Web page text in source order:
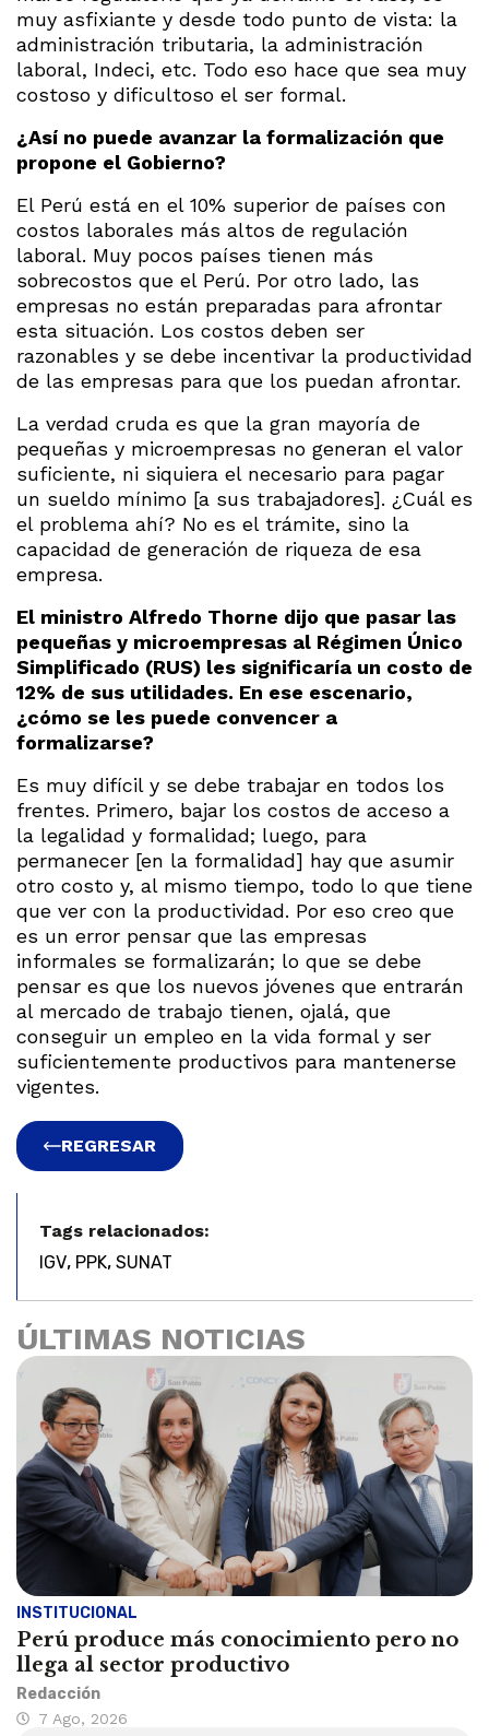
muy asfixiante y desde todo punto de vista: la
administración tributaria, la administración
laboral, Indeci, etc. Todo eso hace que sea muy
costoso y dificultoso el ser formal.
¿Así no puede avanzar la formalización que
propone el Gobierno?
El Perú está en el 10% superior de países con
costos laborales más altos de regulación
laboral. Muy pocos países tienen más
sobrecostos que el Perú. Por otro lado, las
empresas no están preparadas para afrontar
esta situación. Los costos deben ser
razonables y se debe incentivar la productividad
de las empresas para que los puedan afrontar.
La verdad cruda es que la gran mayoría de
pequeñas y microempresas no generan el valor
suficiente, ni siquiera el necesario para pagar
un sueldo mínimo [a sus trabajadores]. ¿Cuál es
el problema ahí? No es el trámite, sino la
capacidad de generación de riqueza de esa
empresa.
El ministro Alfredo Thorne dijo que pasar las
pequeñas y microempresas al Régimen Único
Simplificado (RUS) les significaría un costo de
12% de sus utilidades. En ese escenario,
¿cómo se les puede convencer a
formalizarse?
Es muy difícil y se debe trabajar en todos los
frentes. Primero, bajar los costos de acceso a
la legalidad y formalidad; luego, para
permanecer [en la formalidad] hay que asumir
otro costo y, al mismo tiempo, todo lo que tiene
que ver con la productividad. Por eso creo que
es un error pensar que las empresas
informales se formalizarán; lo que se debe
pensar es que los nuevos jóvenes que entrarán
al mercado de trabajo tienen, ojalá, que
conseguir un empleo en la vida formal y ser
suficientemente productivos para mantenerse
vigentes.
REGRESAR
Tags relacionados:
IGV, PPK, SUNAT
ÚLTIMAS NOTICIAS
INSTITUCIONAL
Perú produce más conocimiento pero no
llega al sector productivo
Redacción
7 Ago, 2026